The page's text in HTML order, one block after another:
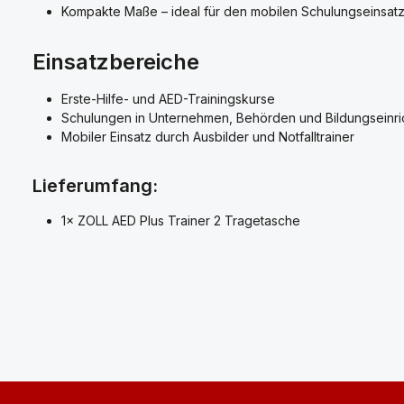
Kompakte Maße – ideal für den mobilen Schulungseinsatz
Einsatzbereiche
Erste-Hilfe- und AED-Trainingskurse
Schulungen in Unternehmen, Behörden und
Mobiler Einsatz durch Ausbilder und Notfalltrainer
Lieferumfang:
1× ZOLL AED Plus Trainer 2 Tragetasche